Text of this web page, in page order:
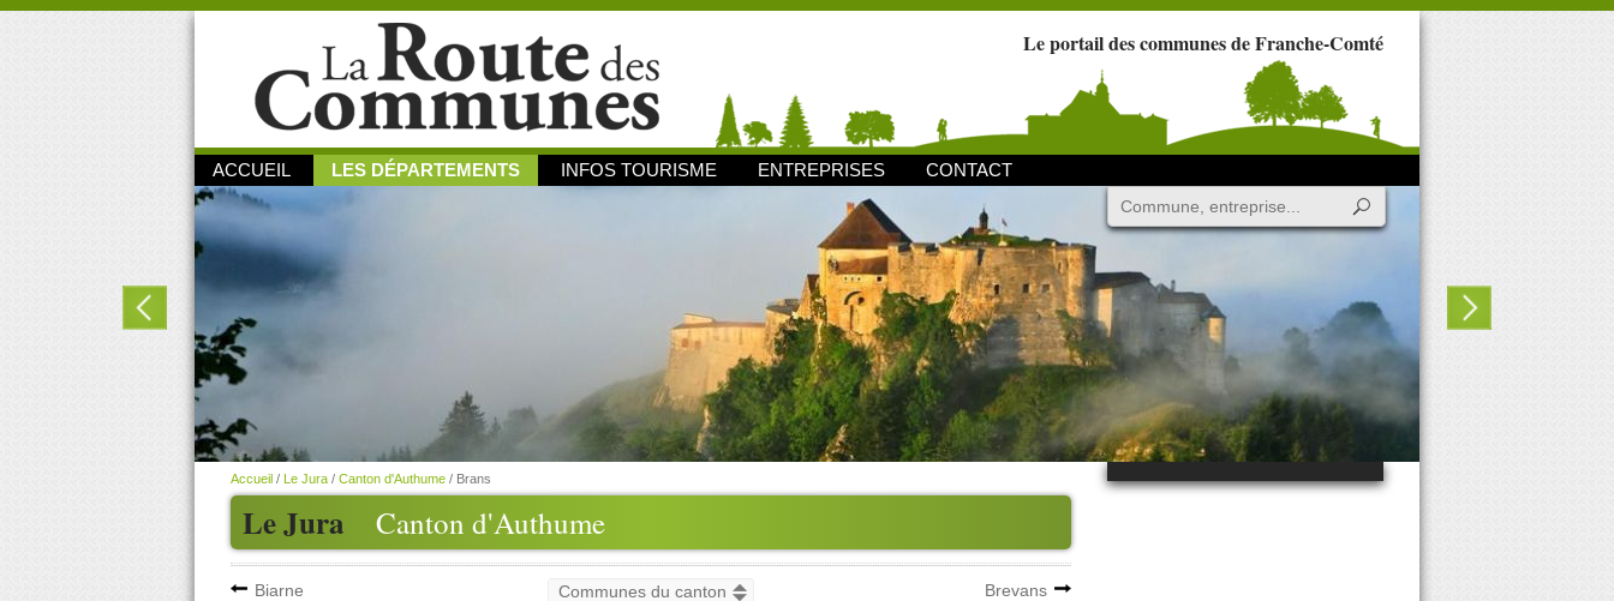
Le portail des communes de Franche-Comté
ACCUEIL LES DÉPARTEMENTS INFOS TOURISME ENTREPRISES CONTACT
Le Jura Canton d'Authume
Accueil / Le Jura / Canton d'Authume / Brans
Biarne Brevans